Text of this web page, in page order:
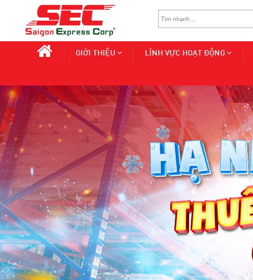
GIỚI THIỆU LĨNH VỰC HOẠT ĐỘNG